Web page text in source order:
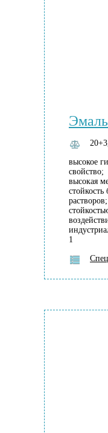
высокое
свойство;
высокая
растворов;
1